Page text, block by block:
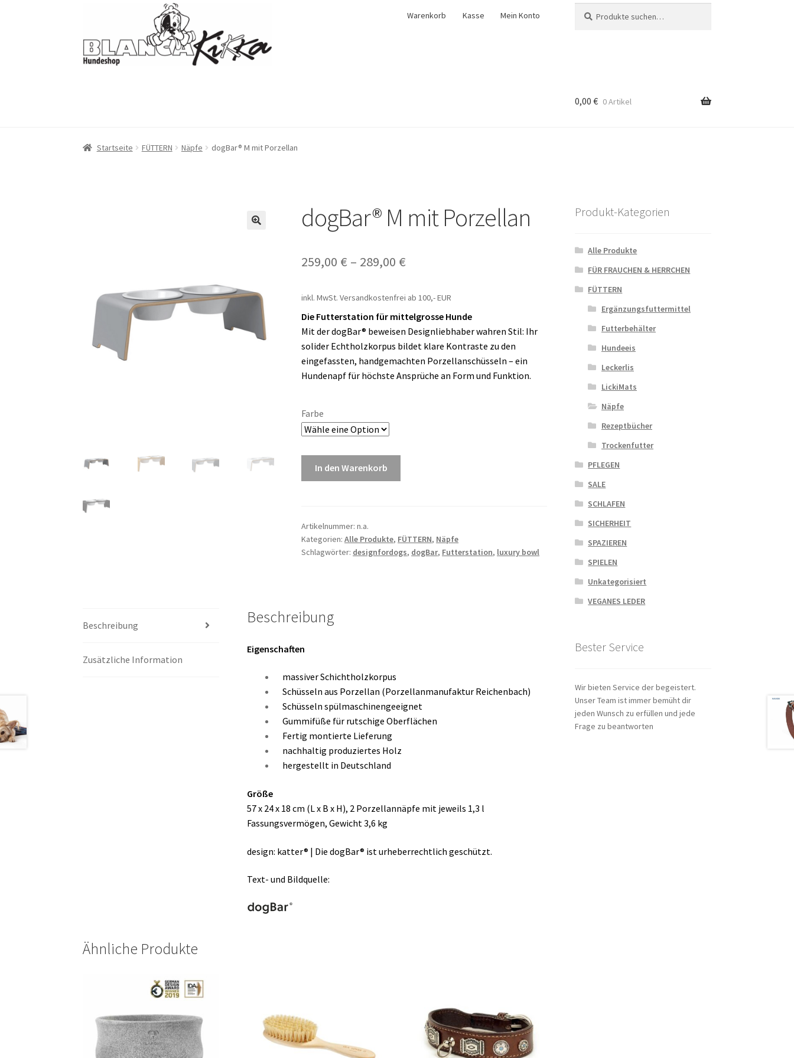
springen
springen
Warenkorb Kasse Mein Konto
nach:
0,00 € 0 Artikel
Startseite FÜTTERN Näpfe dogBar® M mit Porzellan
dogBar® M mit Porzellan
259,00 € – 289,00 €
inkl. MwSt. Versandkostenfrei ab 100,- EUR
Die Futterstation für mittelgrosse Hunde
Mit der dogBar® beweisen Designliebhaber wahren Stil: Ihr
solider Echtholzkorpus bildet klare Kontraste zu den
eingefassten, handgemachten Porzellanschüsseln – ein
Hundenapf für höchste Ansprüche an Form und Funktion.
Farbe
In den Warenkorb
Artikelnummer:n.a.
Kategorien:Alle Produkte, FÜTTERN, Näpfe
Schlagwörter: designfordogs, dogBar, Futterstation, luxury bowl
Beschreibung
Zusätzliche Information
Beschreibung
Eigenschaften
massiver Schichtholzkorpus
Schüsseln aus Porzellan (Porzellanmanufaktur Reichenbach)
Schüsseln spülmaschinengeeignet
Gummifüße für rutschige Oberflächen
Fertig montierte Lieferung
nachhaltig produziertes Holz
hergestellt in Deutschland
Größe
57 x 24 x 18 cm (L x B x H), 2 Porzellannäpfe mit jeweils 1,3 l
Fassungsvermögen, Gewicht 3,6 kg
design: katter® | Die dogBar® ist urheberrechtlich geschützt.
Text- und Bildquelle:
Ähnliche Produkte
Produkt-Kategorien
Alle Produkte
FÜR FRAUCHEN & HERRCHEN
FÜTTERN
Ergänzungsfuttermittel
Futterbehälter
Hundeeis
Leckerlis
LickiMats
Näpfe
Rezeptbücher
Trockenfutter
PFLEGEN
SALE
SCHLAFEN
SICHERHEIT
SPAZIEREN
SPIELEN
Unkategorisiert
VEGANES LEDER
Bester Service
Wir bieten Service der begeistert.
Unser Team ist immer bemüht dir
jeden Wunsch zu erfüllen und jede
Frage zu beantworten